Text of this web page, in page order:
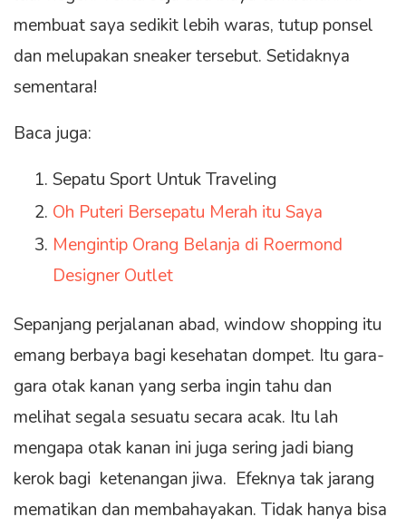
membuat saya sedikit lebih waras, tutup ponsel
dan melupakan sneaker tersebut. Setidaknya
sementara!
Baca juga:
Sepatu Sport Untuk Traveling
Oh Puteri Bersepatu Merah itu Saya
Mengintip Orang Belanja di Roermond
Designer Outlet
Sepanjang perjalanan abad, window shopping itu
emang berbaya bagi kesehatan dompet. Itu gara-
gara otak kanan yang serba ingin tahu dan
melihat segala sesuatu secara acak. Itu lah
mengapa otak kanan ini juga sering jadi biang
kerok bagi ketenangan jiwa. Efeknya tak jarang
mematikan dan membahayakan. Tidak hanya bisa